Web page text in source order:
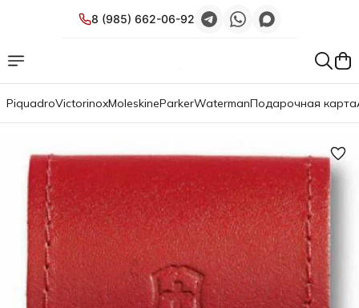
8 (985) 662-06-92
PiquadroVictorinoxMoleskineParkerWatermanПодарочная карта